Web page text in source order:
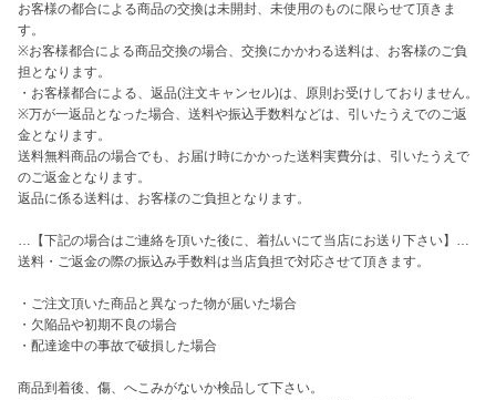
お客様の都合による商品の交換は未開封、未使用のものに限らせて頂きま
す。
※お客様都合による商品交換の場合、交換にかかわる送料は、お客様のご負
担となります。
・お客様都合による、返品(注文キャンセル)は、原則お受けしておりません。
※万が一返品となった場合、送料や振込手数料などは、引いたうえでのご返
金となります。
送料無料商品の場合でも、お届け時にかかった送料実費分は、引いたうえで
のご返金となります。
返品に係る送料は、お客様のご負担となります。
…【下記の場合はご連絡を頂いた後に、着払いにて当店にお送り下さい】…
送料・ご返金の際の振込み手数料は当店負担で対応させて頂きます。
・ご注文頂いた商品と異なった物が届いた場合
・欠陥品や初期不良の場合
・配達途中の事故で破損した場合
商品到着後、傷、へこみがないか検品して下さい。